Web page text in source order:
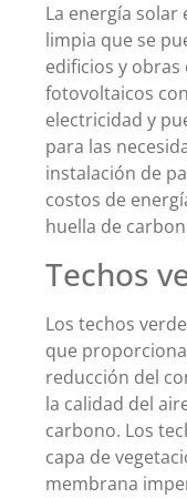
La energía solar
limpia que se
edificios y obras
fotovoltaicos
electricidad y
para las
instalación de
costos de
huella de
Techos
Los techos
que
reducción del
la calidad del
carbono. Los
capa de
membrana